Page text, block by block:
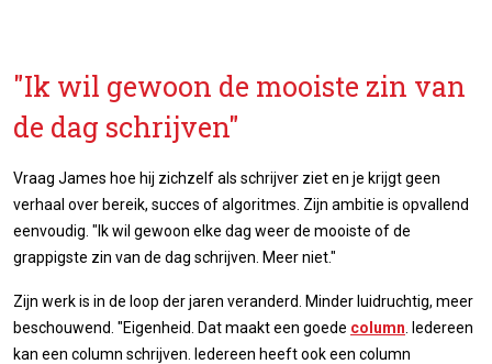
"Ik wil gewoon de mooiste zin van
de dag schrijven"
Vraag James hoe hij zichzelf als schrijver ziet en je krijgt geen
verhaal over bereik, succes of algoritmes. Zijn ambitie is opvallend
eenvoudig. "Ik wil gewoon elke dag weer de mooiste of de
grappigste zin van de dag schrijven. Meer niet."
Zijn werk is in de loop der jaren veranderd. Minder luidruchtig, meer
beschouwend. "Eigenheid. Dat maakt een goede column . Iedereen
kan een column schrijven. Iedereen heeft ook een column